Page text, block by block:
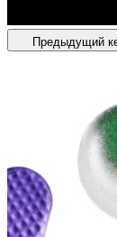
Предыдущий